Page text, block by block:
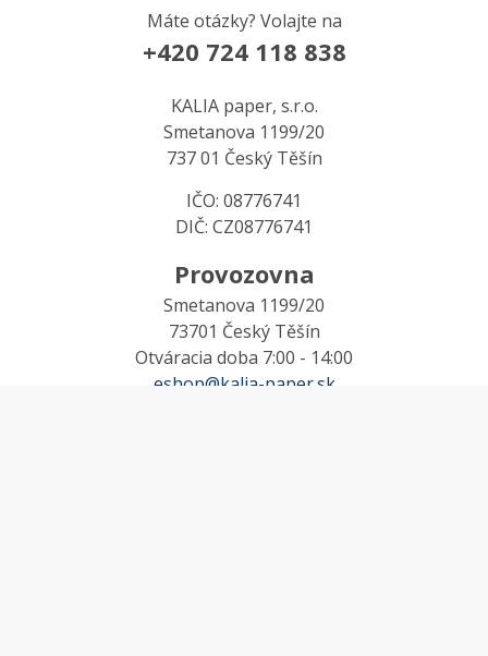
Máte otázky? Volajte na
+420 724 118 838
KALIA paper, s.r.o.
Smetanova 1199/20
737 01 Český Těšín
IČO: 08776741
DIČ: CZ08776741
Provozovna
Smetanova 1199/20
73701 Český Těšín
Otváracia doba 7:00 - 14:00
eshop@kalia-paper.sk